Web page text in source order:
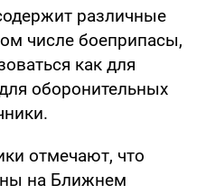
различные
числе боеприпасы,
как для
оборонительных
отмечают, что
на Ближнем